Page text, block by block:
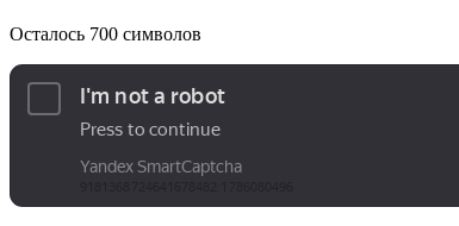
Осталось 700 символов